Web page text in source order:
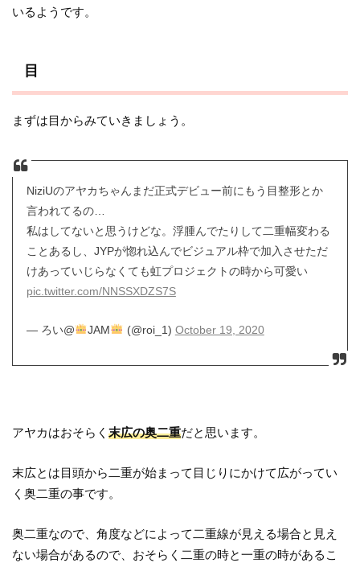
いるようです。
目
まずは目からみていきましょう。
NiziUのアヤカちゃんまだ正式デビュー前にもう目整形とか
言われてるの…
私はしてないと思うけどな。浮腫んでたりして二重幅変わる
ことあるし、JYPが惚れ込んでビジュアル枠で加入させただ
けあっていじらなくても虹プロジェクトの時から可愛い
pic.twitter.com/NNSSXDZS7S
— ろい@ JAM (@roi_1) October 19, 2020
アヤカはおそらく末広の奥二重だと思います。
末広とは目頭から二重が始まって目じりにかけて広がってい
く奥二重の事です。
奥二重なので、角度などによって二重線が見える場合と見え
ない場合があるので、おそらく二重の時と一重の時があるこ